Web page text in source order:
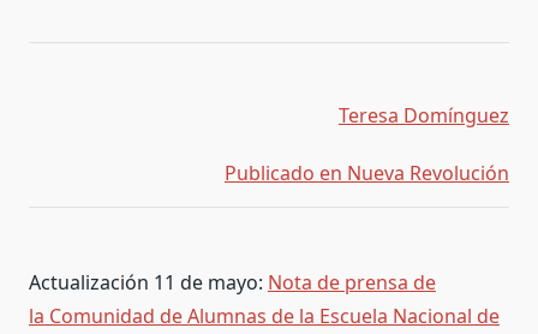
Teresa Domínguez
Publicado en Nueva Revolución
Actualización 11 de mayo: Nota de prensa de
la Comunidad de Alumnas de la Escuela Nacional de